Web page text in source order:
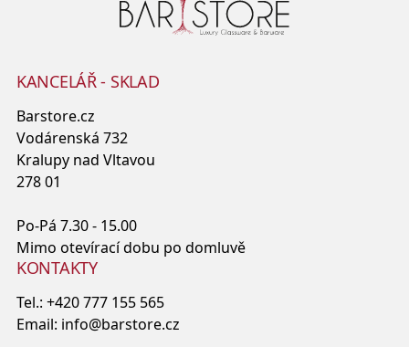
KANCELÁŘ - SKLAD
Barstore.cz
Vodárenská 732
Kralupy nad Vltavou
278 01
Po-Pá 7.30 - 15.00
Mimo otevírací dobu po domluvě
KONTAKTY
Tel.: +420 777 155 565
Email: info@barstore.cz